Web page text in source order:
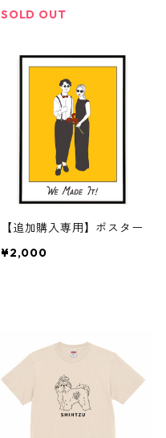
SOLD OUT
【追加購入専用】ポスター
¥2,000